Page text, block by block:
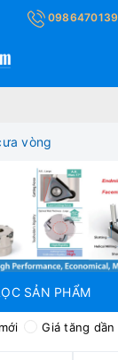
0986470139
vòng
SẢN PHẨM
Giá tăng dần